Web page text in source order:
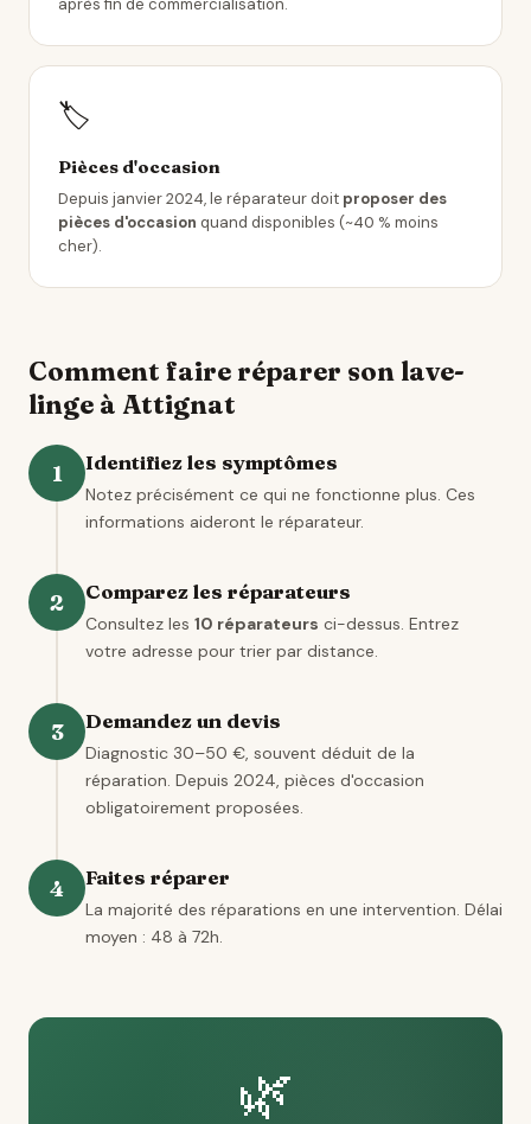
après fin de commercialisation.
🏷️
Pièces d'occasion
Depuis janvier 2024, le réparateur doit proposer des
pièces d'occasion quand disponibles (~40 % moins
cher).
Comment faire réparer son lave-
linge à Attignat
1 Identifiez les symptômes
Notez précisément ce qui ne fonctionne plus. Ces
informations aideront le réparateur.
2 Comparez les réparateurs
Consultez les 10 réparateurs ci-dessus. Entrez
votre adresse pour trier par distance.
3 Demandez un devis
Diagnostic 30–50 €, souvent déduit de la
réparation. Depuis 2024, pièces d'occasion
obligatoirement proposées.
4 Faites réparer
La majorité des réparations en une intervention. Délai
moyen : 48 à 72h.
🌿